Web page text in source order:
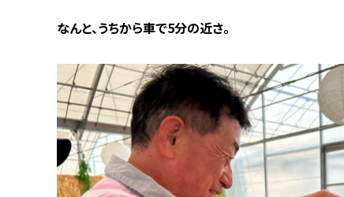
なんと、うちから車で5分の近さ。